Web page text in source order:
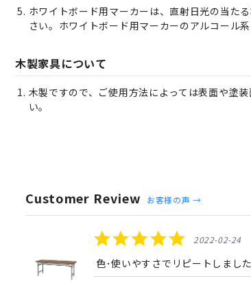
ホワイトボード用マーカーは、直射日光の当た
さい。ホワイトボード用マーカーのアルコール
木製家具について
木製ですので、ご使用方法によっては表面や塗
い。
Customer Review
Reviews
お客様の声 →
5.0
star
rating
2022-02-24
色･使いやすさでリピートしました